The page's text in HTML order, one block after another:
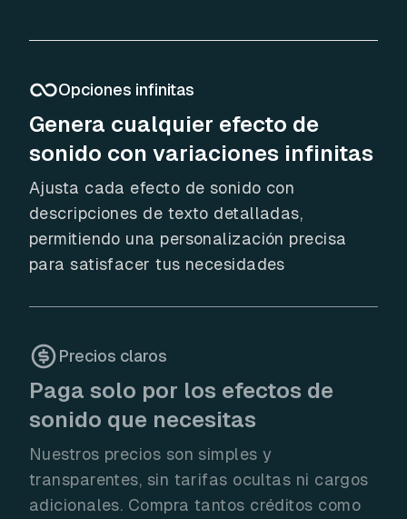
Opciones infinitas
Genera cualquier efecto de
sonido con variaciones infinitas
Ajusta cada efecto de sonido con
descripciones de texto detalladas,
permitiendo una personalización precisa
para satisfacer tus necesidades
Precios claros
Paga solo por los efectos de
sonido que necesitas
Nuestros precios son simples y
transparentes, sin tarifas ocultas ni cargos
adicionales. Compra tantos créditos como